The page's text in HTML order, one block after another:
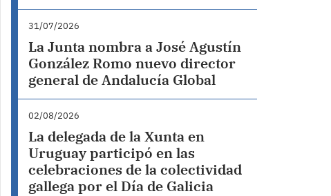
31/07/2026
La Junta nombra a José Agustín
González Romo nuevo director
general de Andalucía Global
02/08/2026
La delegada de la Xunta en
Uruguay participó en las
celebraciones de la colectividad
gallega por el Día de Galicia